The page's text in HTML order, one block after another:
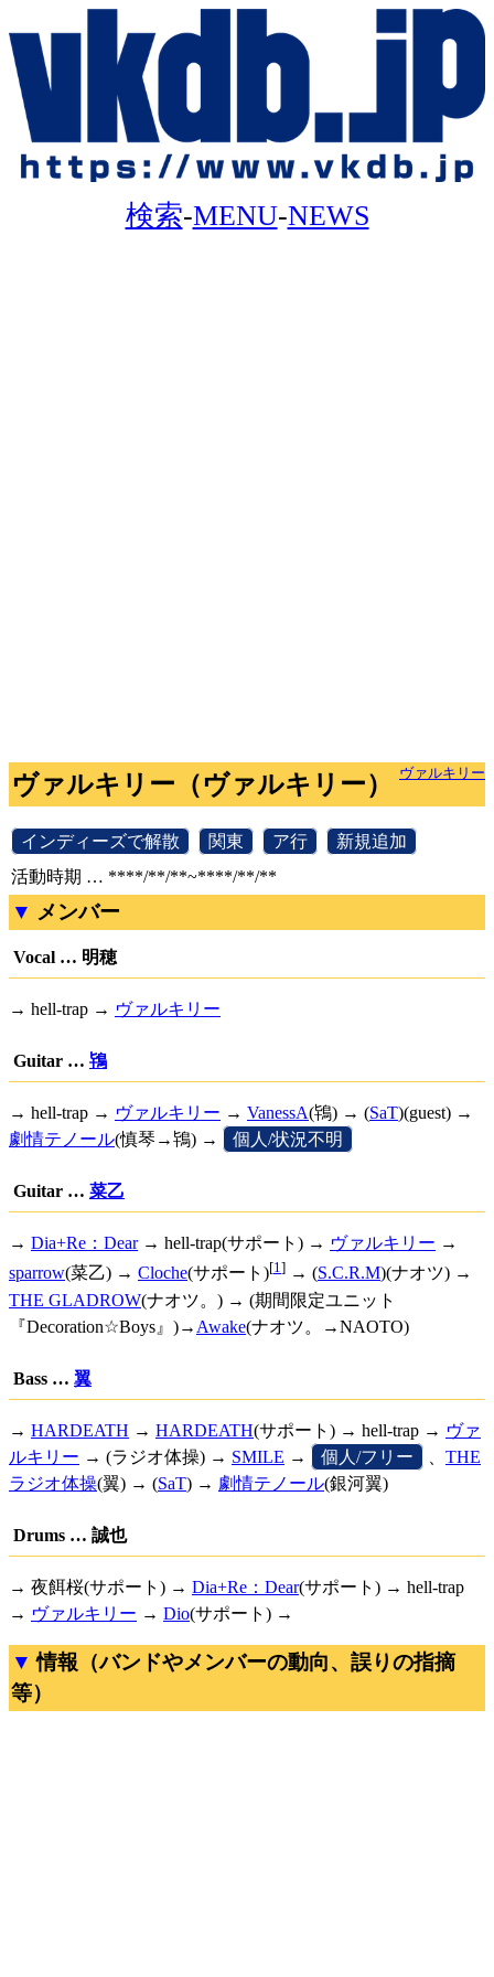
検索-MENU-NEWS
ヴァルキリー
ヴァルキリー（ヴァルキリー）
インディーズで解散 関東 ア行 新規追加
活動時期 … ****/**/**~****/**/**
メンバー
Vocal … 明穂
→ hell-trap → ヴァルキリー
Guitar … 鴇
→ hell-trap → ヴァルキリー → VanessA(鴇) → (SaT)(guest) →
劇情テノール(慎琴→鴇) → 個人/状況不明
Guitar … 菜乙
→ Dia+Re：Dear→ hell-trap(サポート) → ヴァルキリー →
sparrow(菜乙) → Cloche(サポート)[1] → (S.C.R.M)(ナオツ) →
THE GLADROW(ナオツ。) → (期間限定ユニット
『Decoration☆Boys』)→ Awake(ナオツ。→NAOTO)
Bass … 翼
→ HARDEATH → HARDEATH(サポート) → hell-trap → ヴァ
ルキリー → (ラジオ体操) → SMILE → 個人/フリー
THE
ラジオ体操(翼) → (SaT) → 劇情テノール(銀河翼)
Drums … 誠也
→ 夜餌桜(サポート) → Dia+Re：Dear(サポート) → hell-trap
→ ヴァルキリー → Dio(サポート) →
情報（バンドやメンバーの動向、誤りの指摘
等）